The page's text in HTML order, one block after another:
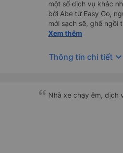
một số dịch vụ khác
bởi Abe từ Easy Go,
mới sạch sẽ, ghế ngồi
tốt hơn nhiều so với
Tuy nhiên, điều tốt
xe buýt/dịch vụ này đi
buýt suốt chặng
Xem thêm
Thông tin chi tiết keyboard_arrow_down
Nhà xe chạy êm, dịch